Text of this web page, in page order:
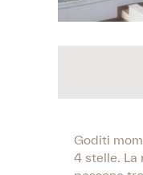
Goditi
4 stelle. La